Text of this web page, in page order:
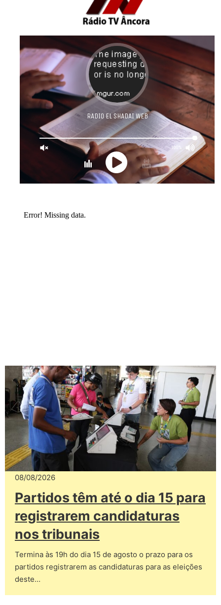
08/08/2026
Partidos têm até o dia 15 para
registrarem candidaturas
nos tribunais
Termina às 19h do dia 15 de agosto o prazo para os
partidos registrarem as candidaturas para as eleições
deste…